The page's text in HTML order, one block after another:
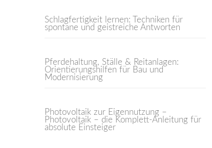
Schlagfertigkeit lernen: Techniken für
spontane und geistreiche Antworten
Pferdehaltung, Ställe & Reitanlagen:
Orientierungshilfen für Bau und
Modernisierung
Photovoltaik zur Eigennutzung –
Photovoltaik – die Komplett-Anleitung für
absolute Einsteiger